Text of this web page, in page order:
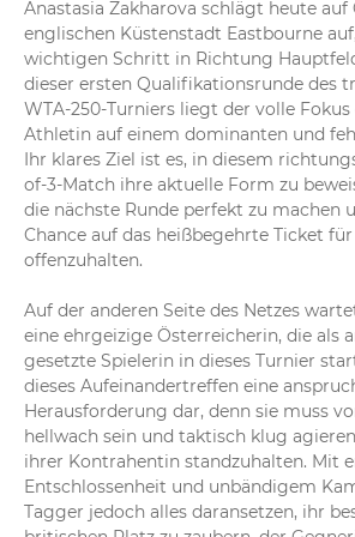
Lilli Tagger eröffnet die Partie
sich ihr erstes Aufschlagspiel. Anastasia
bei den Returns zwar zweimal
macht die Österreicherin jedoch die
Punkte. Damit geht Tagger im ersten
Führung.
Anastasia Zakharova schlägt heute auf
englischen Küstenstadt Eastbourne
wichtigen Schritt in Richtung
dieser ersten Qualifikationsrunde des
WTA-250-Turniers liegt der volle
Athletin auf einem dominanten und
Ihr klares Ziel ist es, in diesem
of-3-Match ihre aktuelle Form zu
die nächste Runde perfekt zu machen
Chance auf das heißbegehrte Ticket
offenzuhalten.
Auf der anderen Seite des Netzes
eine ehrgeizige Österreicherin, die als
gesetzte Spielerin in dieses Turnier
dieses Aufeinandertreffen eine
Herausforderung dar, denn sie muss
hellwach sein und taktisch klug
ihrer Kontrahentin standzuhalten. Mit
Entschlossenheit und unbändigem
Tagger jedoch alles daransetzen, ihr